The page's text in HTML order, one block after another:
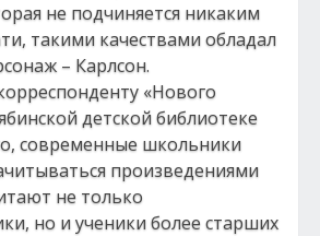
не подчиняется никаким
такими качествами обладал
– Карлсон.
«Нового
детской библиотеке
современные школьники
произведениями
не только
но и ученики более старших